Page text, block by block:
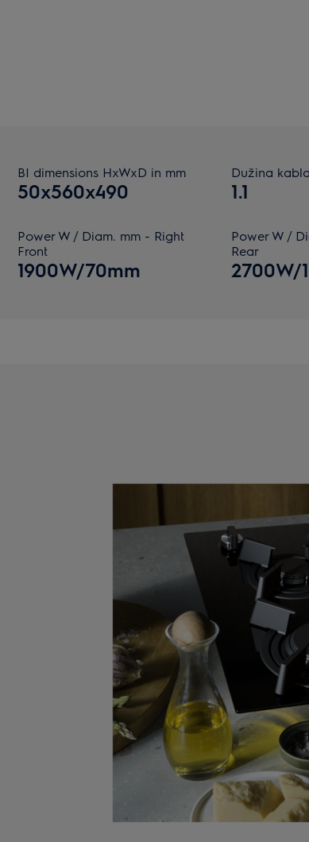
BI dimensions HxWxD in mm
50x560x490
Dužina
1.1
Power W / Diam. mm - Right
Front
1900W/70mm
Power W /
Rear
2700W/